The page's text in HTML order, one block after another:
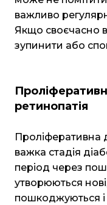
важливо
Якщо своєчасно
зупинити або
ретинопатія
Проліферативна
важка стадія
період через
утворюються
пошкоджуються